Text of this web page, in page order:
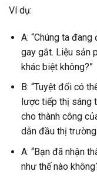
Ví dụ:
A: “Chúng ta
gay gắt. Liệu sản
khác biệt không?”
B: “Tuyệt đối có
lược tiếp thị sáng
cho thành công
dẫn đầu thị
A: “Bạn đã nhận
như thế nào